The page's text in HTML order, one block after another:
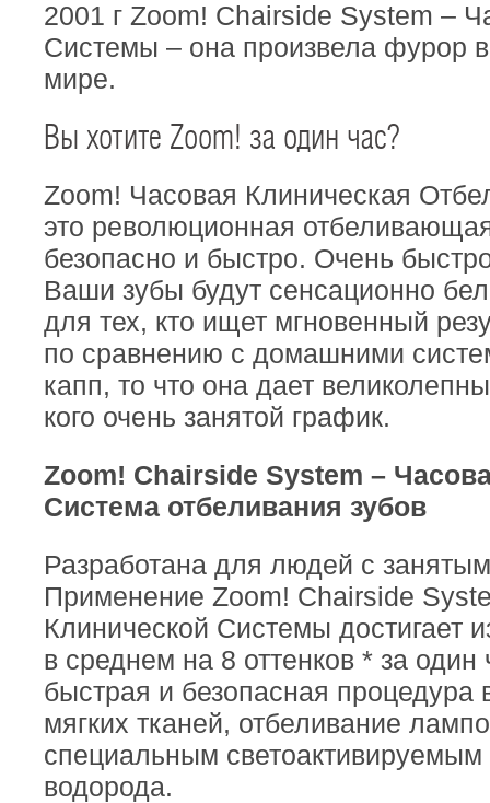
2001 г Zoom! Chairside System –
Системы – она произвела фурор в
мире.
Вы хотите Zoom! за один час?
Zoom! Часовая Клиническая
это революционная
безопасно и быстро. Очень
Ваши зубы будут сенсационно
для тех, кто ищет мгновенный
по сравнению с домашними
капп, то что она дает
кого очень занятой график.
Zoom! Chairside System –
Система отбеливания зубов
Разработана для людей с
Применение Zoom! Chairside
Клинической Системы достигает
в среднем на 8 оттенков * за один
быстрая и безопасная процедура
мягких тканей, отбеливание
специальным светоактивируемым
водорода.